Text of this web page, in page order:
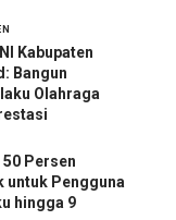
Kabupaten
Bangun
Olahraga
50 Persen
untuk Pengguna
hingga 9